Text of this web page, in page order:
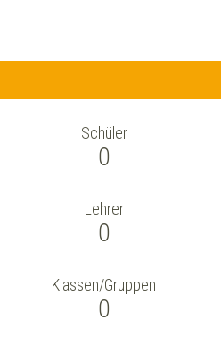
Schüler
0
Lehrer
0
Klassen/Gruppen
0